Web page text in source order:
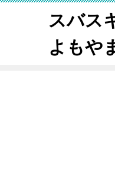
スバス
よもや